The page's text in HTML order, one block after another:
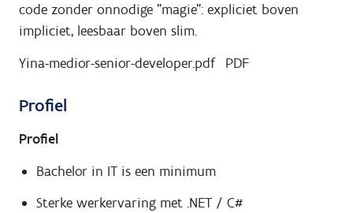
code zonder onnodige "magie": expliciet boven
impliciet, leesbaar boven slim.
Yina-medior-senior-developer.pdf PDF
Profiel
Profiel
Bachelor in IT is een minimum
Sterke werkervaring met .NET / C#